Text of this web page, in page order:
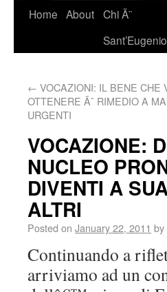
Home About Chi Ã¨
← VOCAZIONI: IL BENE CHE
OTTENERE Ãˆ RIMEDIO A
URGENTI
VOCAZIONE:
NUCLEO
DIVENTI A
ALTRI
Posted on January 22, 2011 by
Continuando a
arriviamo ad un